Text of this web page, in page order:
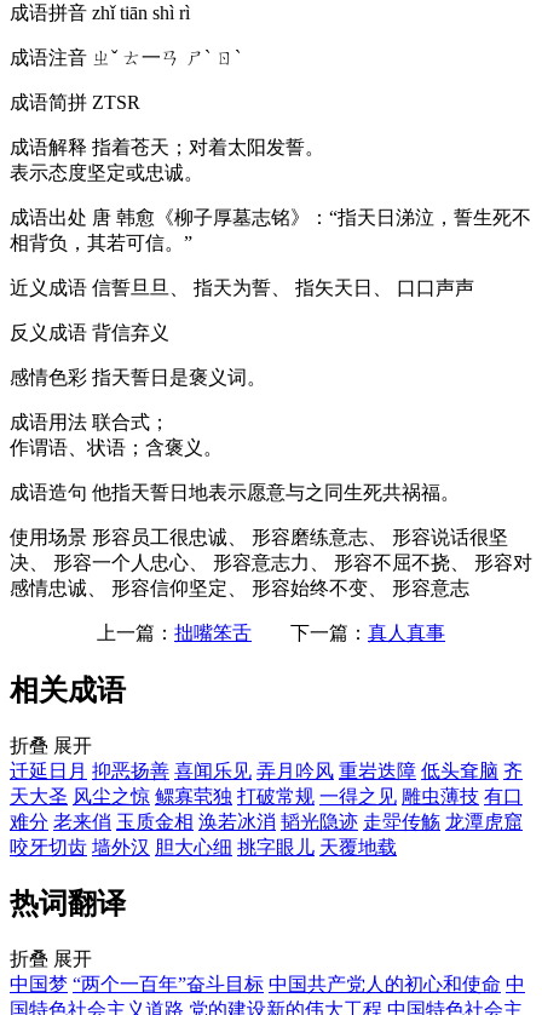
成语拼音 zhǐ tiān shì rì
成语注音 ㄓˇ ㄊ一ㄢ ㄕˋ ㄖˋ
成语简拼 ZTSR
成语解释 指着苍天；对着太阳发誓。
表示态度坚定或忠诚。
成语出处 唐 韩愈《柳子厚墓志铭》：“指天日涕泣，誓生死不
相背负，其若可信。”
近义成语 信誓旦旦、 指天为誓、 指矢天日、 口口声声
反义成语 背信弃义
感情色彩 指天誓日是褒义词。
成语用法 联合式；
作谓语、状语；含褒义。
成语造句 他指天誓日地表示愿意与之同生死共祸福。
使用场景 形容员工很忠诚、 形容磨练意志、 形容说话很坚
决、 形容一个人忠心、 形容意志力、 形容不屈不挠、 形容对
感情忠诚、 形容信仰坚定、 形容始终不变、 形容意志
上一篇： 拙嘴笨舌 下一篇： 真人真事
相关成语
折叠 展开
迁延日月 抑恶扬善 喜闻乐见 弄月吟风 重岩迭障 低头耷脑 齐
天大圣 风尘之惊 鳏寡茕独 打破常规 一得之见 雕虫薄技 有口
难分 老来俏 玉质金相 涣若冰消 韬光隐迹 走斝传觞 龙潭虎窟
咬牙切齿 墙外汉 胆大心细 挑字眼儿 天覆地载
热词翻译
折叠 展开
中国梦 “两个一百年”奋斗目标 中国共产党人的初心和使命 中
国特色社会主义道路 党的建设新的伟大工程 中国特色社会主